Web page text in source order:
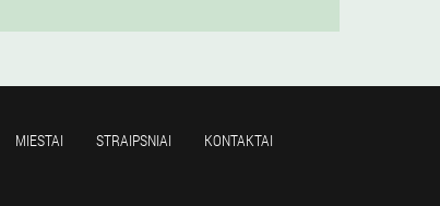
MIESTAI STRAIPSNIAI KONTAKTAI